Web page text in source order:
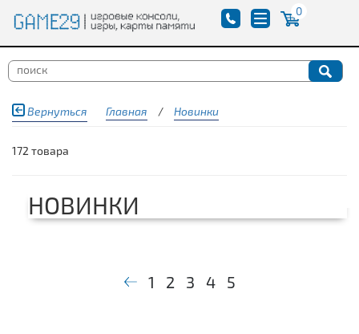
0
Вернуться Главная / Новинки
172 товара
НОВИНКИ
1 2 3 4 5